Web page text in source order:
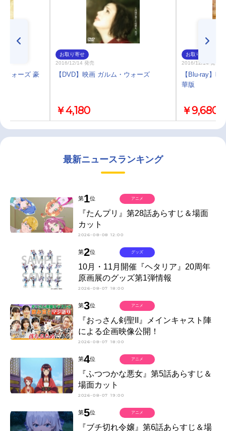
ウォーズ 豪
お取り寄せ
2016/12/14 発売
【DVD】映画 ガルム・ウォーズ
￥4,180
お取り寄せ
2016/12/14 発売
【Blu-ray】
華版
￥9,680
最新ニュースランキング
第1位
『たんプリ』第28話あらすじ＆場面
カット
2026-08-08 12:00
アニメ
第2位
10月・11月開催『ヘタリア』20周年
原画展のグッズ第1弾情報
2026-08-07 18:00
グッズ
第3位
『おっさん剣聖II』メインキャスト陣
による企画映像公開！
2026-08-07 18:00
アニメ
第4位
『ふつつかな悪女』第5話あらすじ＆
場面カット
2026-08-07 19:00
アニメ
第5位
『ブチ切れ令嬢』第6話あらすじ＆場
アニメ